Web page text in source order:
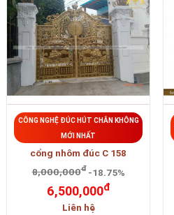
CÔNG NGHỆ ĐÚC HÚT CHÂN KHÔNG
MỚI NHẤT
cổng nhôm đúc C 158
8,000,000đ -18.75%
6,500,000đ
Liên hệ